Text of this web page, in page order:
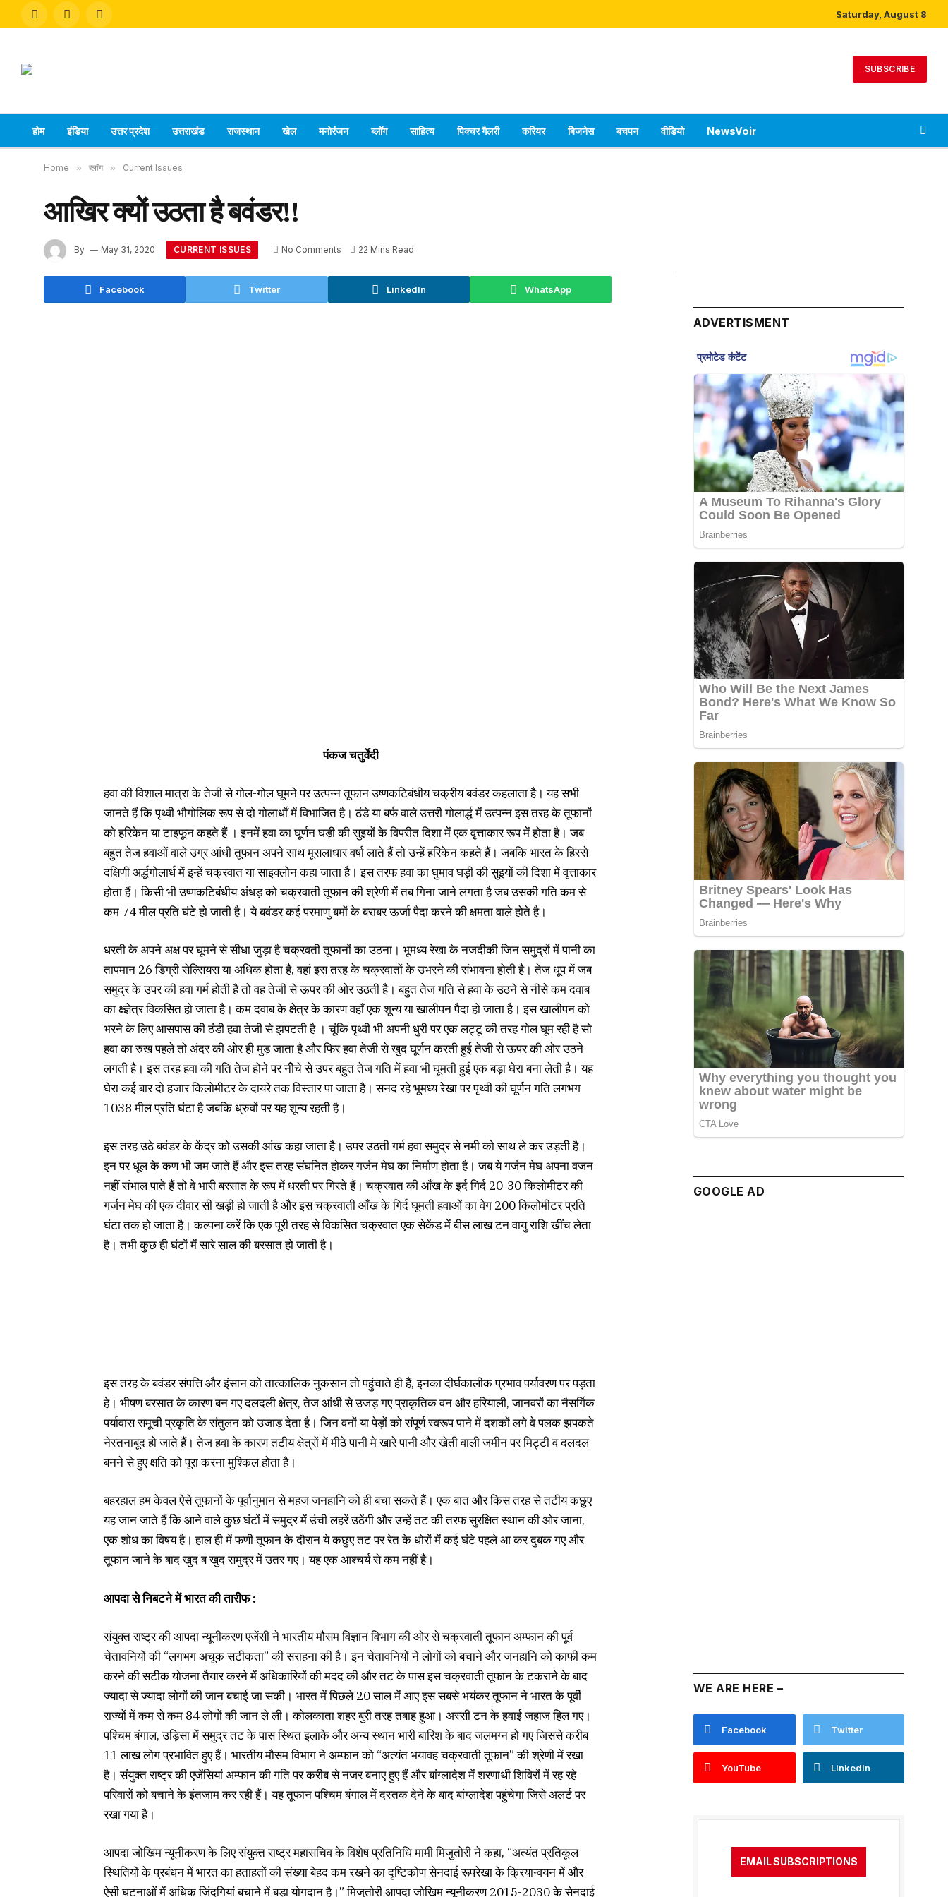
Facebook
X
Instagram
Saturday, August 8
SUBSCRIBE
होम इंडिया उत्तर प्रदेश उत्तराखंड राजस्थान खेल मनोरंजन ब्लॉग साहित्य पिक्चर गैलरी करियर बिजनेस बचपन वीडियो NewsVoir
Home » ब्लॉग » Current Issues
आखिर क्यों उठता है बवंडर!!
By May 31, 2020 CURRENT ISSUES No Comments 22 Mins Read
Facebook Twitter LinkedIn WhatsApp
पंकज चतुर्वेदी
हवा की विशाल मात्रा के तेजी से गोल-गोल घूमने पर उत्पन्न तूफान उष्णकटिबंधीय चक्रीय बवंडर कहलाता है। यह सभी
जानते हैं कि पृथ्वी भौगोलिक रूप से दो गोलार्धाें में विभाजित है। ठंडे या बर्फ वाले उत्तरी गोलार्द्ध में उत्पन्न इस तरह के तूफानों
को हरिकेन या टाइफून कहते हैं । इनमें हवा का घूर्णन घड़ी की सुइयों के विपरीत दिशा में एक वृत्ताकार रूप में होता है। जब
बहुत तेज हवाओं वाले उग्र आंधी तूफान अपने साथ मूसलाधार वर्षा लाते हैं तो उन्हें हरिकेन कहते हैं। जबकि भारत के हिस्से
दक्षिणी अर्द्धगोलार्ध में इन्हें चक्रवात या साइक्लोन कहा जाता है। इस तरफ हवा का घुमाव घड़ी की सुइयों की दिशा में वृत्ताकार
होता हैं। किसी भी उष्णकटिबंधीय अंधड़ को चक्रवाती तूफान की श्रेणी में तब गिना जाने लगता है जब उसकी गति कम से
कम 74 मील प्रति घंटे हो जाती है। ये बवंडर कई परमाणु बमों के बराबर ऊर्जा पैदा करने की क्षमता वाले होते है।
धरती के अपने अक्ष पर घूमने से सीधा जुड़ा है चक्रवती तूफानों का उठना। भूमध्य रेखा के नजदीकी जिन समुद्रों में पानी का
तापमान 26 डिग्री सेल्सियस या अधिक होता है, वहां इस तरह के चक्रवातों के उभरने की संभावना होती है। तेज धूप में जब
समुद्र के उपर की हवा गर्म होती है तो वह तेजी से ऊपर की ओर उठती है। बहुत तेज गति से हवा के उठने से नीसे कम दवाब
का क्ष्ज्ञेत्र विकसित हो जाता है। कम दवाब के क्षेत्र के कारण वहाँ एक शून्य या खालीपन पैदा हो जाता है। इस खालीपन को
भरने के लिए आसपास की ठंडी हवा तेजी से झपटती है । चूंकि पृथ्वी भी अपनी धुरी पर एक लट्टू की तरह गोल घूम रही है सो
हवा का रुख पहले तो अंदर की ओर ही मुड़ जाता है और फिर हवा तेजी से खुद घूर्णन करती हुई तेजी से ऊपर की ओर उठने
लगती है। इस तरह हवा की गति तेज होने पर नीेचे से उपर बहुत तेज गति में हवा भी घूमती हुई एक बड़ा घेरा बना लेती है। यह
घेरा कई बार दो हजार किलोमीटर के दायरे तक विस्तार पा जाता है। सनद रहे भूमध्य रेखा पर पृथ्वी की घूर्णन गति लगभग
1038 मील प्रति घंटा है जबकि ध्रुवों पर यह शून्य रहती है।
इस तरह उठे बवंडर के केंद्र को उसकी आंख कहा जाता है। उपर उठती गर्म हवा समुद्र से नमी को साथ ले कर उड़ती है।
इन पर धूल के कण भी जम जाते हैं और इस तरह संघनित होकर गर्जन मेघ का निर्माण होता है। जब ये गर्जन मेघ अपना वजन
नहीं संभाल पाते हैं तो वे भारी बरसात के रूप में धरती पर गिरते हैं। चक्रवात की आँख के इर्द गिर्द 20-30 किलोमीटर की
गर्जन मेघ की एक दीवार सी खड़ी हो जाती है और इस चक्रवाती आँख के गिर्द घूमती हवाओं का वेग 200 किलोमीटर प्रति
घंटा तक हो जाता है। कल्पना करें कि एक पूरी तरह से विकसित चक्रवात एक सेकेंड में बीस लाख टन वायु राशि खींच लेता
है। तभी कुछ ही घंटों में सारे साल की बरसात हो जाती है।
इस तरह के बवंडर संपत्ति और इंसान को तात्कालिक नुकसान तो पहुंचाते ही हैं, इनका दीर्घकालीक प्रभाव पर्यावरण पर पड़ता
हे। भीषण बरसात के कारण बन गए दलदली क्षेत्र, तेज आंधी से उजड़ गए प्राकृतिक वन और हरियाली, जानवरों का नैसर्गिक
पर्यावास समूची प्रकृति के संतुलन को उजाड़ देता है। जिन वनों या पेड़ों को संपूर्ण स्वरूप पाने में दशकों लगे वे पलक झपकते
नेस्तनाबूद हो जाते हैं। तेज हवा के कारण तटीय क्षेत्रों में मीठे पानी मे खारे पानी और खेती वाली जमीन पर मिट्टी व दलदल
बनने से हुए क्षति को पूरा करना मुश्किल होता है।
बहरहाल हम केवल ऐसे तूफानों के पूर्वानुमान से महज जनहानि को ही बचा सकते हैं। एक बात और किस तरह से तटीय कछुए
यह जान जाते हैं कि आने वाले कुछ घंटों में समुद्र में उंची लहरें उठेंगी और उन्हें तट की तरफ सुरक्षित स्थान की ओर जाना,
एक शोध का विषय है। हाल ही में फणी तूफान के दौरान ये कछुए तट पर रेत के धोरों में कई घंटे पहले आ कर दुबक गए और
तूफान जाने के बाद खुद ब खुद समुद्र में उतर गए। यह एक आश्चर्य से कम नहीं है।
आपदा से निबटने में भारत की तारीफ :
संयुक्त राष्ट्र की आपदा न्यूनीकरण एजेंसी ने भारतीय मौसम विज्ञान विभाग की ओर से चक्रवाती तूफान अम्फान की पूर्व
चेतावनियों की “लगभग अचूक सटीकता” की सराहना की है। इन चेतावनियों ने लोगों को बचाने और जनहानि को काफी कम
करने की सटीक योजना तैयार करने में अधिकारियों की मदद की और तट के पास इस चक्रवाती तूफान के टकराने के बाद
ज्यादा से ज्यादा लोगों की जान बचाई जा सकी। भारत में पिछले 20 साल में आए इस सबसे भयंकर तूफान ने भारत के पूर्वी
राज्यों में कम से कम 84 लोगों की जान ले ली। कोलकाता शहर बुरी तरह तबाह हुआ। अस्सी टन के हवाई जहाज हिल गए।
पश्चिम बंगाल, उड़िसा में समुद्र तट के पास स्थित इलाके और अन्य स्थान भारी बारिश के बाद जलमग्न हो गए जिससे करीब
11 लाख लोग प्रभावित हुए हैं। भारतीय मौसम विभाग ने अम्फान को “अत्यंत भयावह चक्रवाती तूफान” की श्रेणी में रखा
है। संयुक्त राष्ट्र की एजेंसियां अम्फान की गति पर करीब से नजर बनाए हुए हैं और बांग्लादेश में शरणार्थी शिविरों में रह रहे
परिवारों को बचाने के इंतजाम कर रही हैं। यह तूफान पश्चिम बंगाल में दस्तक देने के बाद बांग्लादेश पहुंचेगा जिसे अलर्ट पर
रखा गया है।
आपदा जोखिम न्यूनीकरण के लिए संयुक्त राष्ट्र महासचिव के विशेष प्रतिनिधि मामी मिजुतोरी ने कहा, “अत्यंत प्रतिकूल
स्थितियों के प्रबंधन में भारत का हताहतों की संख्या बेहद कम रखने का दृष्टिकोण सेनदाई रूपरेखा के क्रियान्वयन में और
ऐसी घटनाओं में अधिक जिंदगियां बचाने में बड़ा योगदान है।” मिजुतोरी आपदा जोखिम न्यूनीकरण 2015-2030 के सेनदाई
ADVERTISMENT
GOOGLE AD
WE ARE HERE –
Facebook Twitter
YouTube LinkedIn
EMAIL SUBSCRIPTIONS